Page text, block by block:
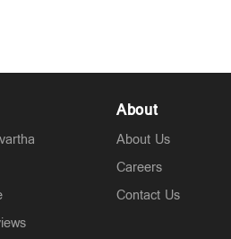
About
About Us
Careers
Contact Us